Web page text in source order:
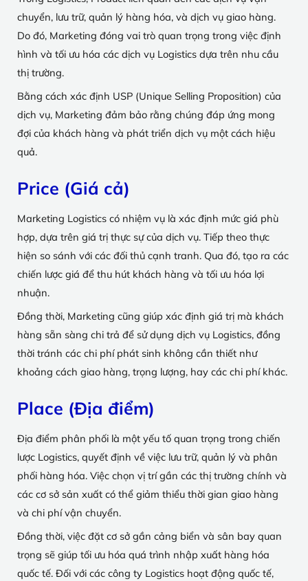
chuyển, lưu trữ, quản lý hàng hóa, và dịch vụ giao hàng.
Do đó, Marketing đóng vai trò quan trọng trong việc định
hình và tối ưu hóa các dịch vụ Logistics dựa trên nhu cầu
thị trường.
Bằng cách xác định USP (Unique Selling Proposition) của
dịch vụ, Marketing đảm bảo rằng chúng đáp ứng mong
đợi của khách hàng và phát triển dịch vụ một cách hiệu
quả.
Price (Giá cả)
Marketing Logistics có nhiệm vụ là xác định mức giá phù
hợp, dựa trên giá trị thực sự của dịch vụ. Tiếp theo thực
hiện so sánh với các đối thủ cạnh tranh. Qua đó, tạo ra các
chiến lược giá để thu hút khách hàng và tối ưu hóa lợi
nhuận.
Đồng thời, Marketing cũng giúp xác định giá trị mà khách
hàng sẵn sàng chi trả để sử dụng dịch vụ Logistics, đồng
thời tránh các chi phí phát sinh không cần thiết như
khoảng cách giao hàng, trọng lượng, hay các chi phí khác.
Place (Địa điểm)
Địa điểm phân phối là một yếu tố quan trọng trong chiến
lược Logistics, quyết định về việc lưu trữ, quản lý và phân
phối hàng hóa. Việc chọn vị trí gần các thị trường chính và
các cơ sở sản xuất có thể giảm thiểu thời gian giao hàng
và chi phí vận chuyển.
Đồng thời, việc đặt cơ sở gần cảng biển và sân bay quan
trọng sẽ giúp tối ưu hóa quá trình nhập xuất hàng hóa
quốc tế. Đối với các công ty Logistics hoạt động quốc tế,